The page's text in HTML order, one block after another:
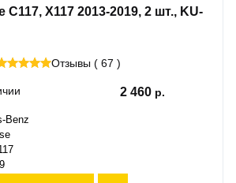
C117, X117 2013-2019, 2 шт., KU-
Отзывы ( 67 )
2 460
Benz